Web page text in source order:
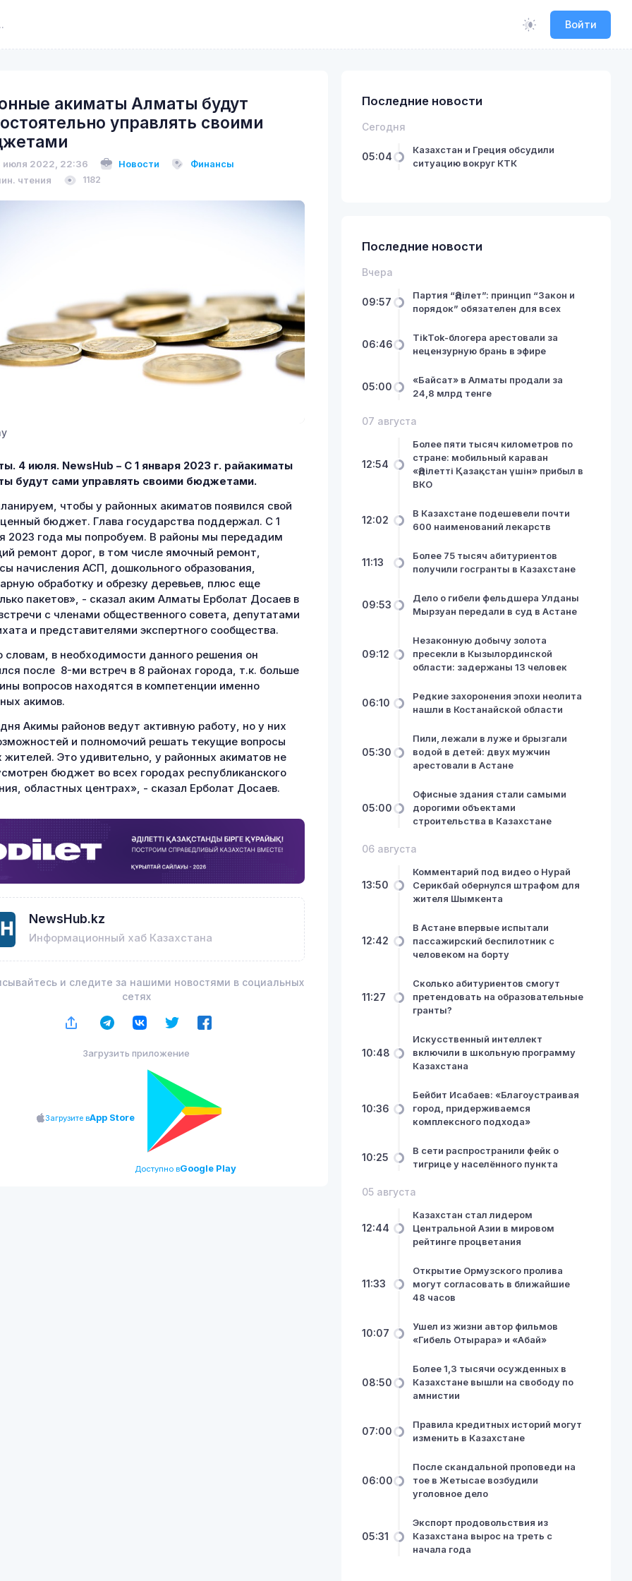
Войти
акиматы Алматы будут
управлять своими
июля 2022, 22:36 Новости
Финансы
чтения
1182
4 июля. NewsHub – С 1 января 2023 г. райакиматы
будут сами управлять своими бюджетами.
чтобы у районных акиматов появился свой
бюджет. Глава государства поддержал. С 1
2023 года мы попробуем. В районы мы передадим
ремонт дорог, в том числе ямочный ремонт,
начисления АСП, дошкольного образования,
обработку и обрезку деревьев, плюс еще
пакетов», - сказал аким Алматы Ерболат Досаев в
с членами общественного совета, депутатами
и представителями экспертного сообщества.
словам, в необходимости данного решения он
после 8-ми встреч в 8 районах города, т.к. больше
вопросов находятся в компетенции именно
акимов.
Акимы районов ведут активную работу, но у них
и полномочий решать текущие вопросы
жителей. Это удивительно, у районных акиматов не
бюджет во всех городах республиканского
областных центрах», - сказал Ерболат Досаев.
NewsHub.kz
Информационный хаб Казахстана
и следите за нашими новостями в социальных
сетях
Загрузить приложение
Загрузите вApp Store
Доступно вGoogle Play
Последние новости
Сегодня
05:04
Казахстан и Греция обсудили
ситуацию вокруг КТК
Последние новости
Вчера
09:57
Партия “Әділет”: принцип “Закон и
порядок” обязателен для всех
06:46
TikTok-блогера арестовали за
нецензурную брань в эфире
05:00
«Байсат» в Алматы продали за
24,8 млрд тенге
07 августа
12:54
Более пяти тысяч километров по
стране: мобильный караван
«Әділетті Қазақстан үшін» прибыл в
ВКО
12:02
В Казахстане подешевели почти
600 наименований лекарств
11:13
Более 75 тысяч абитуриентов
получили госгранты в Казахстане
09:53
Дело о гибели фельдшера Улданы
Мырзуан передали в суд в Астане
09:12
Незаконную добычу золота
пресекли в Кызылординской
области: задержаны 13 человек
06:10
Редкие захоронения эпохи неолита
нашли в Костанайской области
05:30
Пили, лежали в луже и брызгали
водой в детей: двух мужчин
арестовали в Астане
05:00
Офисные здания стали самыми
дорогими объектами
строительства в Казахстане
06 августа
13:50
Комментарий под видео о Нурай
Серикбай обернулся штрафом для
жителя Шымкента
12:42
В Астане впервые испытали
пассажирский беспилотник с
человеком на борту
11:27
Сколько абитуриентов смогут
претендовать на образовательные
гранты?
10:48
Искусственный интеллект
включили в школьную программу
Казахстана
10:36
Бейбит Исабаев: «Благоустраивая
город, придерживаемся
комплексного подхода»
10:25
В сети распространили фейк о
тигрице у населённого пункта
05 августа
12:44
Казахстан стал лидером
Центральной Азии в мировом
рейтинге процветания
11:33
Открытие Ормузского пролива
могут согласовать в ближайшие
48 часов
10:07
Ушел из жизни автор фильмов
«Гибель Отырара» и «Абай»
08:50
Более 1,3 тысячи осужденных в
Казахстане вышли на свободу по
амнистии
07:00
Правила кредитных историй могут
изменить в Казахстане
06:00
После скандальной проповеди на
тое в Жетысае возбудили
уголовное дело
05:31
Экспорт продовольствия из
Казахстана вырос на треть с
начала года